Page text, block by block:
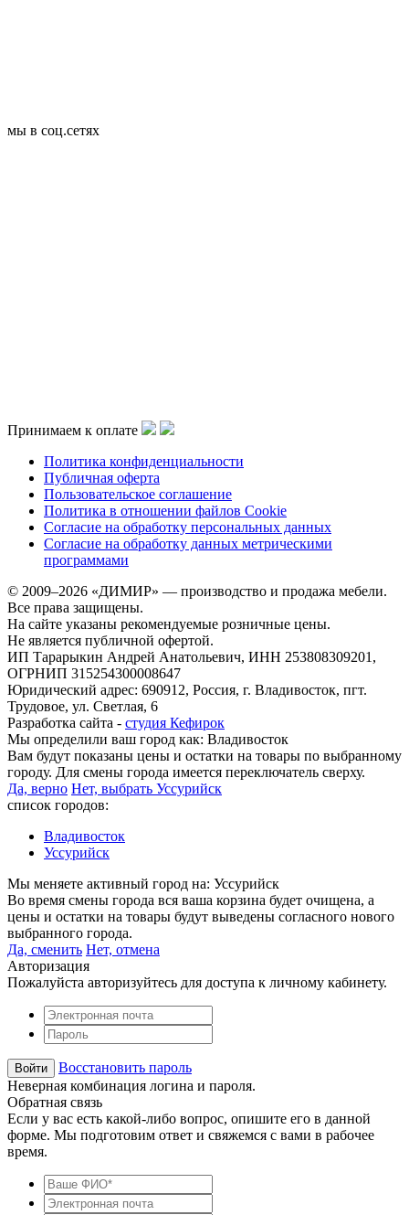
мы в соц.сетях
Принимаем к оплате
Политика конфиденциальности
Публичная оферта
Пользовательское соглашение
Политика в отношении файлов Cookie
Согласие на обработку персональных данных
Согласие на обработку данных метрическими
программами
© 2009–2026 «ДИМИР» — производство и продажа мебели.
Все права защищены.
На сайте указаны рекомендуемые розничные цены.
Не является публичной офертой.
ИП Тарарыкин Андрей Анатольевич, ИНН 253808309201,
ОГРНИП 315254300008647
Юридический адрес: 690912, Россия, г. Владивосток, пгт.
Трудовое, ул. Светлая, 6
Разработка сайта - студия Кефирок
Мы определили ваш город как: Владивосток
Вам будут показаны цены и остатки на товары по выбранному
городу. Для смены города имеется переключатель сверху.
Да, верно Нет, выбрать Уссурийск
список городов:
Владивосток
Уссурийск
Мы меняете активный город на: Уссурийск
Во время смены города вся ваша корзина будет очищена, а
цены и остатки на товары будут выведены согласного нового
выбранного города.
Да, сменить Нет, отмена
Авторизация
Пожалуйста авторизуйтесь для доступа к личному кабинету.
Восстановить пароль
Неверная комбинация логина и пароля.
Обратная связь
Если у вас есть какой-либо вопрос, опишите его в данной
форме. Мы подготовим ответ и свяжемся с вами в рабочее
время.